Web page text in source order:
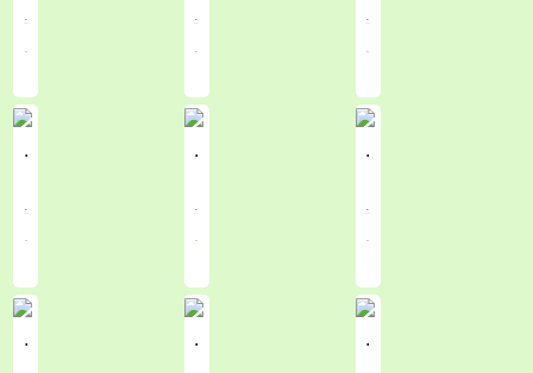
. . .
.
.
.
.
.
.
. . .